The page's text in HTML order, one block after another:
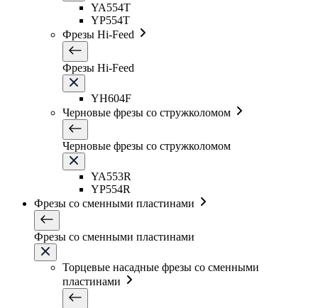
YA554T
YP554T
Фрезы Hi-Feed
Фрезы Hi-Feed
YH604F
Черновые фрезы со стружколомом
Черновые фрезы со стружколомом
YA553R
YP554R
Фрезы со сменными пластинами
Фрезы со сменными пластинами
Торцевые насадные фрезы со сменными
пластинами